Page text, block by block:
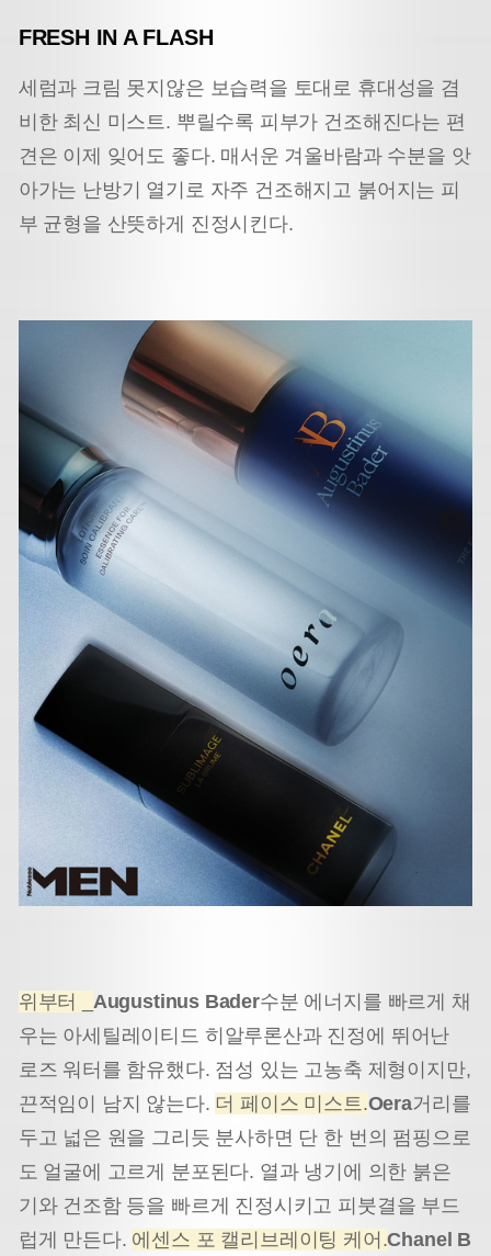
FRESH IN A FLASH
세럼과 크림 못지않은 보습력을 토대로 휴대성을 겸
비한 최신 미스트. 뿌릴수록 피부가 건조해진다는 편
견은 이제 잊어도 좋다. 매서운 겨울바람과 수분을 앗
아가는 난방기 열기로 자주 건조해지고 붉어지는 피
부 균형을 산뜻하게 진정시킨다.
위부터 _ Augustinus Bader수분 에너지를 빠르게 채
우는 아세틸레이티드 히알루론산과 진정에 뛰어난
로즈 워터를 함유했다. 점성 있는 고농축 제형이지만,
끈적임이 남지 않는다. 더 페이스 미스트.Oera거리를
두고 넓은 원을 그리듯 분사하면 단 한 번의 펌핑으로
도 얼굴에 고르게 분포된다. 열과 냉기에 의한 붉은
기와 건조함 등을 빠르게 진정시키고 피붓결을 부드
럽게 만든다. 에센스 포 캘리브레이팅 케어.Chanel B